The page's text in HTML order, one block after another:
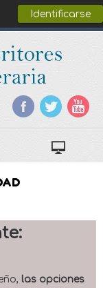
Identificarse
las opciones